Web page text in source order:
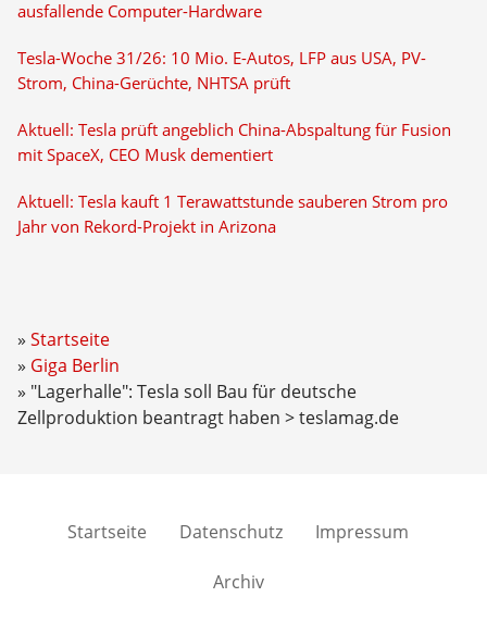
ausfallende Computer-Hardware
Tesla-Woche 31/26: 10 Mio. E-Autos, LFP aus USA, PV-
Strom, China-Gerüchte, NHTSA prüft
Aktuell: Tesla prüft angeblich China-Abspaltung für Fusion
mit SpaceX, CEO Musk dementiert
Aktuell: Tesla kauft 1 Terawattstunde sauberen Strom pro
Jahr von Rekord-Projekt in Arizona
Startseite
Giga Berlin
"Lagerhalle": Tesla soll Bau für deutsche
Zellproduktion beantragt haben > teslamag.de
Startseite Datenschutz Impressum
Archiv